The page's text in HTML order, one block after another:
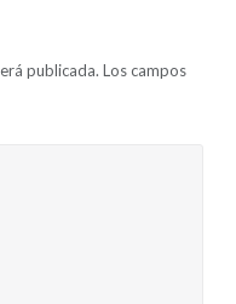
publicada. Los campos